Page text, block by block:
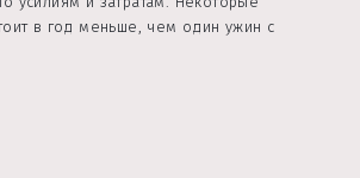
в год меньше, чем один ужин с